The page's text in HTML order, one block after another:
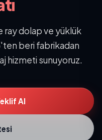
ray dolap ve yüklük
beri fabrikadan
hizmeti sunuyoruz.
Al